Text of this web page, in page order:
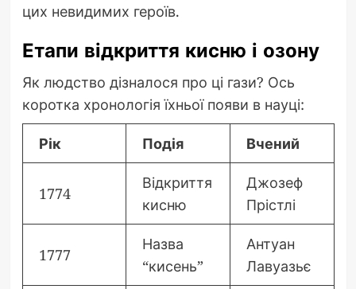
цих невидимих героїв.
Етапи відкриття кисню і озону
Як людство дізналося про ці гази? Ось
коротка хронологія їхньої появи в науці:
Рік Подія Вчений
1774
Відкриття
кисню
Джозеф
Прістлі
1777
Назва
“кисень”
Антуан
Лавуазьє